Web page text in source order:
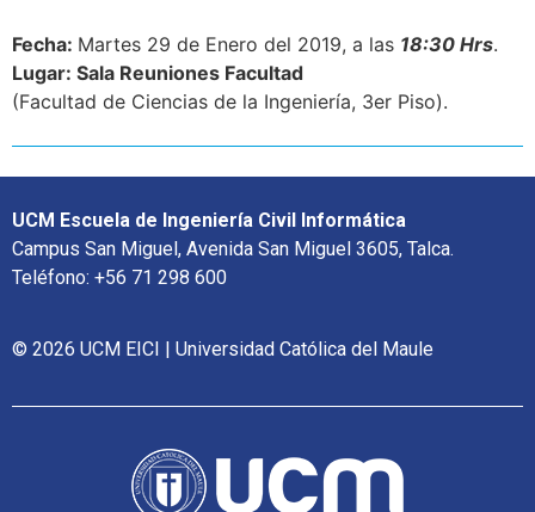
Fecha: Martes 29 de Enero del 2019, a las 18:30 Hrs.
Lugar: Sala Reuniones Facultad
(Facultad de Ciencias de la Ingeniería, 3er Piso).
UCM Escuela de Ingeniería Civil Informática
Campus San Miguel, Avenida San Miguel 3605, Talca.
Teléfono: +56 71 298 600
© 2026 UCM EICI | Universidad Católica del Maule